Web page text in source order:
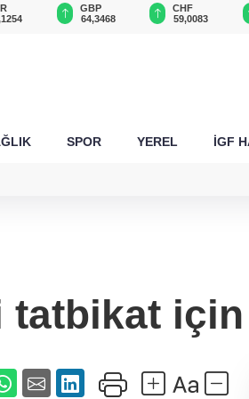
GBP
64,3468
CHF
59,0083
SPOR YEREL İGF
tatbikat